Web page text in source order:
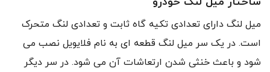
میل لنگ دارای تعدادی تکیه گاه ثابت و تعدادی لنگ متحرک
است. در یک سر میل لنگ قطعه ای به نام فلایویل نصب می
شود و باعث خنثی شدن ارتعاشات آن می شود. در سر دیگر